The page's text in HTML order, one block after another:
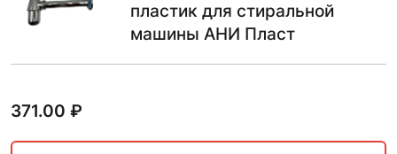
пластик для стиральной
машины АНИ Пласт
371.00 ₽